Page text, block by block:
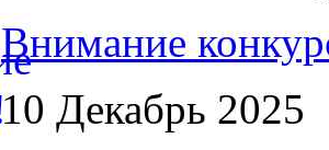
Внимание
10 Декабрь 2025